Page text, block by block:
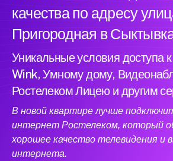
качества по адресу
Пригородная в
Уникальные условия доступа
Wink, Умному дому,
Ростелеком Лицею и другим
В новой квартире лучше
интернет Ростелеком, который
хорошее качество телевидения и
интернета.